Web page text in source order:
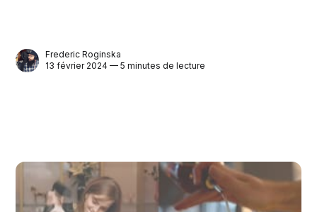
Frederic Roginska
13 février 2024 — 5 minutes de lecture